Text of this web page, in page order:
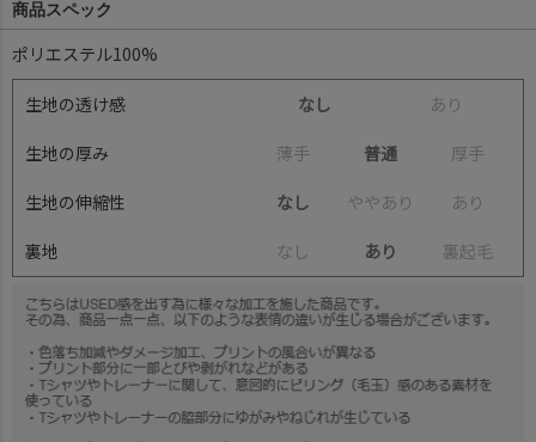
商品スペック
ポリエステル100%
生地の透け感 なし あ り
生地の厚み 薄手 普通 厚手
生地の伸縮性 なし ややあ り あ り
裏地 な し あり 裏起毛